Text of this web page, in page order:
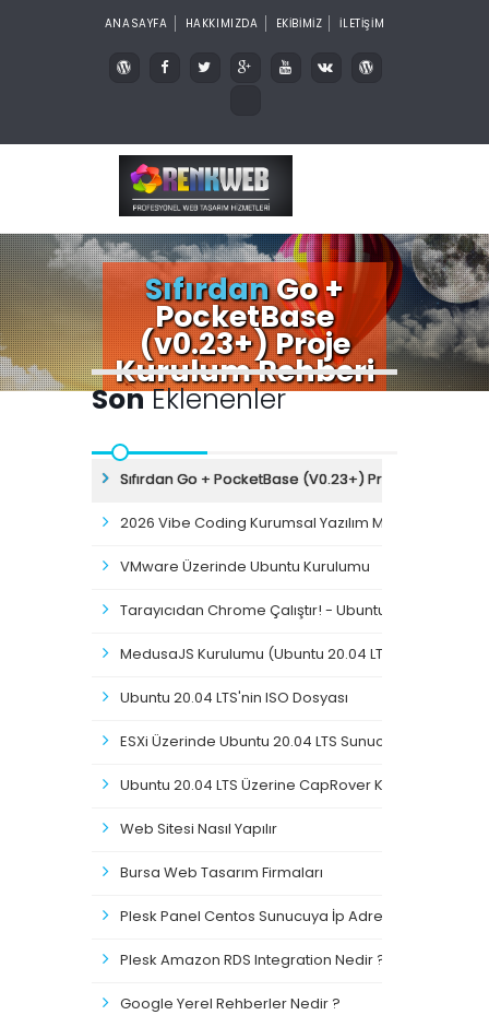
ANASAYFA HAKKIMIZDA EKİBİMİZ İLETİŞİM
SıfırdanGo +
PocketBase
(v0.23+) Proje
Kurulum Rehberi
SonEklenenler
Sıfırdan Go + PocketBase (v0.23+) Proje Kurulum
2026 Vibe Coding Kurumsal Yazılım Mimarisi
VMware Üzerinde Ubuntu Kurulumu
Tarayıcıdan Chrome Çalıştır! - Ubuntu Chrome
MedusaJS Kurulumu (Ubuntu 20.04 LTS) Detaylı
Ubuntu 20.04 LTS'nin ISO Dosyası
ESXi Üzerinde Ubuntu 20.04 LTS Sunucu Kurulumu
Ubuntu 20.04 LTS Üzerine CapRover Kurulumu
Web Sitesi Nasıl Yapılır
Bursa Web Tasarım Firmaları
Plesk Panel Centos Sunucuya İp Adresi Ekleme
Plesk Amazon RDS Integration Nedir ?
Google Yerel Rehberler Nedir ?